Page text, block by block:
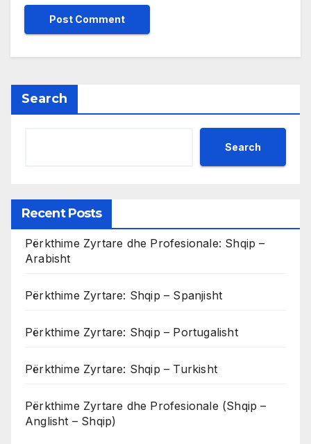
Search
Search
Recent Posts
Përkthime Zyrtare dhe Profesionale: Shqip –
Arabisht
Përkthime Zyrtare: Shqip – Spanjisht
Përkthime Zyrtare: Shqip – Portugalisht
Përkthime Zyrtare: Shqip – Turkisht
Përkthime Zyrtare dhe Profesionale (Shqip –
Anglisht – Shqip)